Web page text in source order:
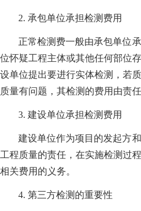
2. 承包单位承担检测费用
正常检测费一般由承包单位
位怀疑工程主体或其他任何部位
设单位提出要进行实体检测，若
质量有问题，其检测的费用由责任
3. 建设单位承担检测费用
建设单位作为项目的发起方
工程质量的责任，在实施检测过
相关费用的义务。
4. 第三方检测的重要性